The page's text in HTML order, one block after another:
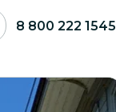
8 800 222 1545